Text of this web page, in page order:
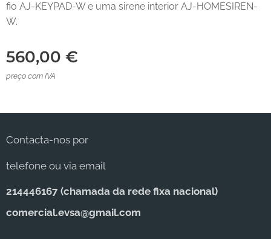
fio AJ-KEYPAD-W e uma sirene interior AJ-HOMESIREN-
W.
560,00 €
preço com IVA
Contacta-nos por
telefone ou via email
214446167 (chamada da rede fixa nacional)
comercial.evsa@gmail.com